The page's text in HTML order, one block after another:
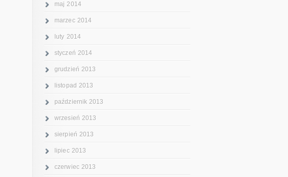
maj 2014
marzec 2014
luty 2014
styczeń 2014
grudzień 2013
listopad 2013
październik 2013
wrzesień 2013
sierpień 2013
lipiec 2013
czerwiec 2013